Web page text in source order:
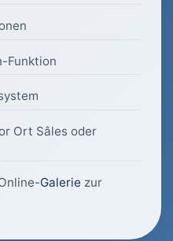
Funktion
Ort Sâles oder
Galerie zur